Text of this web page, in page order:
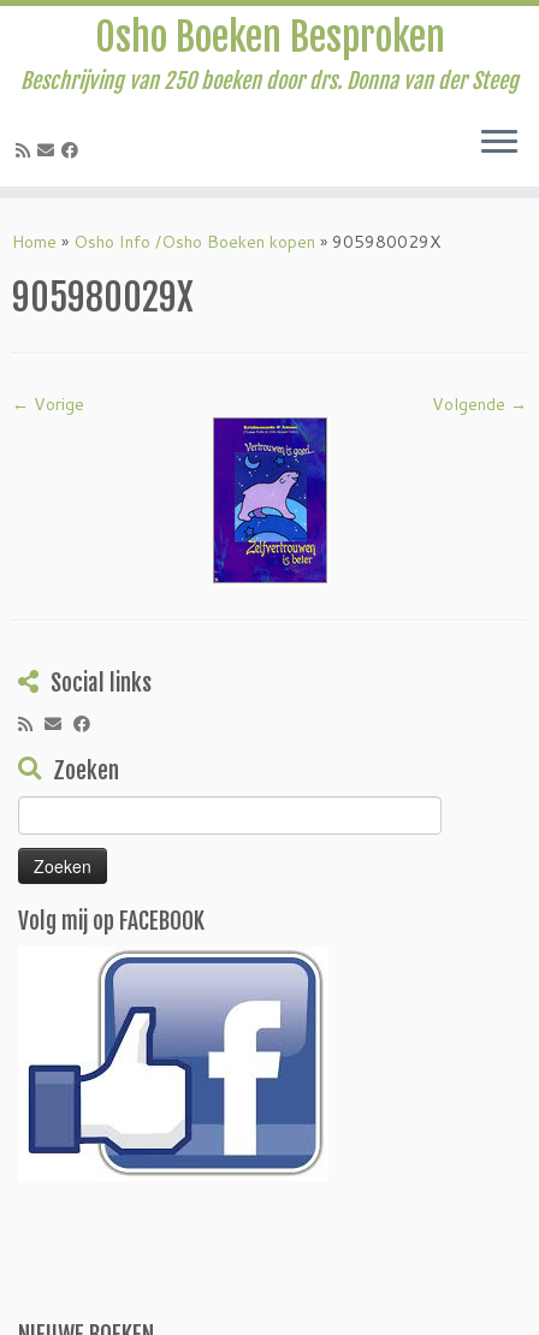
naar
Osho Boeken Besproken
Beschrijving van 250 boeken door drs. Donna van der Steeg
Home » Osho Info /Osho Boeken kopen » 905980029X
905980029X
← Vorige Volgende →
Social links
Zoeken
naar:
Volg mij op FACEBOOK